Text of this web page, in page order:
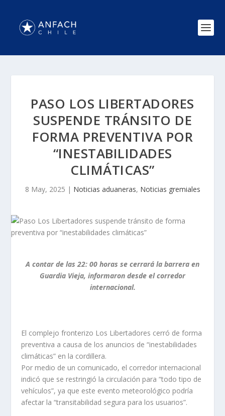
PASO LOS LIBERTADORES
SUSPENDE TRÁNSITO DE
FORMA PREVENTIVA POR
“INESTABILIDADES
CLIMÁTICAS”
8 May, 2025 | Noticias aduaneras, Noticias gremiales
A contar de las 22: 00 horas se cerrará la barrera en
Guardia Vieja, informaron desde el corredor
internacional.
El complejo fronterizo Los Libertadores cerró de forma
preventiva a causa de los anuncios de “inestabilidades
climáticas” en la cordillera.
Por medio de un comunicado, el corredor internacional
indicó que se restringió la circulación para “todo tipo de
vehículos”, ya que este evento meteorológico podría
afectar la “transitabilidad segura para los usuarios”.